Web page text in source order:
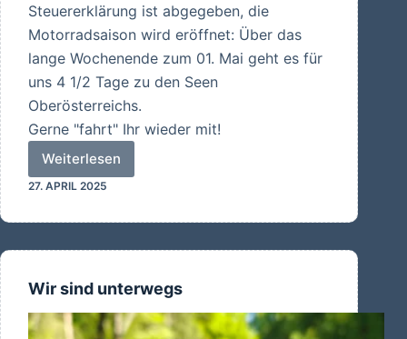
Steuererklärung ist abgegeben, die
Motorradsaison wird eröffnet: Über das
lange Wochenende zum 01. Mai geht es für
uns 4 1/2 Tage zu den Seen
Oberösterreichs.
Gerne "fahrt" Ihr wieder mit!
Weiterlesen
2025
Seen
27. APRIL 2025
Wir sind unterwegs